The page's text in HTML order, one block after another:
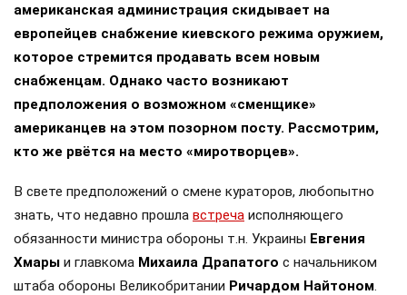
американская администрация скидывает на
европейцев снабжение киевского режима оружием,
которое стремится продавать всем новым
снабженцам. Однако часто возникают
предположения о возможном «сменщике»
американцев на этом позорном посту. Рассмотрим,
кто же рвётся на место «миротворцев».
В свете предположений о смене кураторов, любопытно
знать, что недавно прошла встреча исполняющего
обязанности министра обороны т.н. Украины Евгения
Хмары и главкома Михаила Драпатого с начальником
штаба обороны Великобритании Ричардом Найтоном.